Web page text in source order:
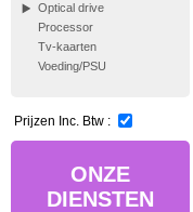
Optical drive
Processor
Tv-kaarten
Voeding/PSU
Prijzen Inc. Btw :
ONZE
DIENSTEN